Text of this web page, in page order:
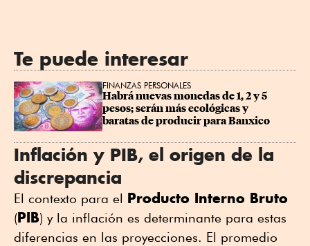
Te puede interesar
FINANZAS PERSONALES
Habrá nuevas monedas de 1, 2 y 5
pesos; serán más ecológicas y
baratas de producir para Banxico
Inflación y PIB, el origen de la
discrepancia
El contexto para el Producto Interno Bruto
(PIB) y la inflación es determinante para estas
diferencias en las proyecciones. El promedio